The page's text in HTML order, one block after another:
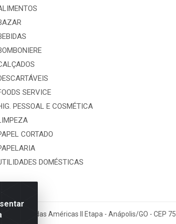
SERVICE
PESSOAL E COSMÉTICA
CORTADO
DOMÉSTICAS
Jardim das Américas II Etapa - Anápolis/GO - CEP